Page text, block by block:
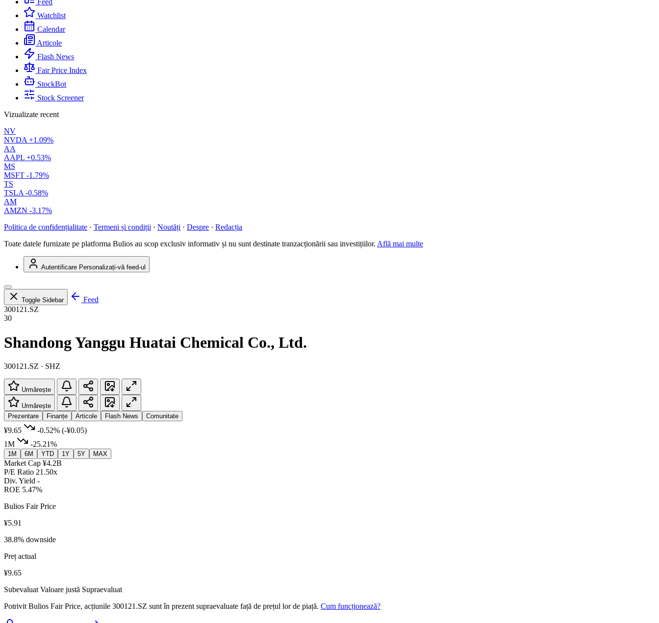
Feed
Watchlist
Calendar
Articole
Flash News
Fair Price Index
StockBot
Stock Screener
Vizualizate recent
NV
NVDA +1.09%
AA
AAPL +0.53%
MS
MSFT -1.79%
TS
TSLA -0.58%
AM
AMZN -3.17%
Politica de confidențialitate · Termeni și condiții · Noutăți · Despre · Redacția
Toate datele furnizate pe platforma Bulios au scop exclusiv informativ și nu sunt destinate tranzacționării sau investițiilor. Află mai multe
Autentificare Personalizați-vă feed-ul
Toggle Sidebar
Feed
300121.SZ
30
Shandong Yanggu Huatai Chemical Co., Ltd.
300121.SZ · SHZ
Urmărește
Urmărește
Prezentare
Finanțe Articole Flash News Comunitate
¥9.65 -0.52% (-¥0.05)
1M
-25.21%
1M 6M YTD 1Y 5Y MAX
Market Cap ¥4.2B
P/E Ratio 21.50x
Div. Yield -
ROE 5.47%
Bulios Fair Price
¥5.91
38.8% downside
Preț actual
¥9.65
Subevaluat Valoare justă Supraevaluat
Potrivit Bulios Fair Price, acțiunile 300121.SZ sunt în prezent supraevaluate față de prețul lor de piață. Cum funcționează?